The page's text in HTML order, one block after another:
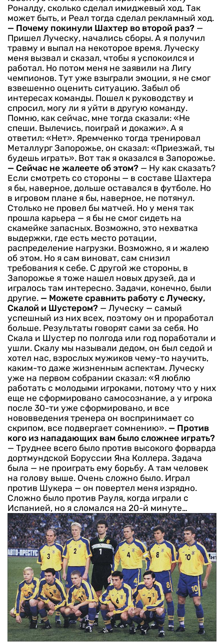
Роналду, сколько сделал имиджевый ход. Так
может быть, и Реал тогда сделал рекламный ход.
— Почему покинули Шахтер во второй раз? —
Пришел Луческу, начались сборы. А я получил
травму и выпал на некоторое время. Луческу
меня вызвал и сказал, чтобы я успокоился и
работал. Но потом меня не заявили на Лигу
чемпионов. Тут уже взыграли эмоции, я не смог
взвешенно оценить ситуацию. Забыл об
интересах команды. Пошел к руководству и
спросил, могу ли я уйти в другую команду.
Помню, как сейчас, мне тогда сказали: «Не
спеши. Вылечись, поиграй и докажи». А я
ответил: «Нет». Яремченко тогда тренировал
Металлург Запорожье, он сказал: «Приезжай, ты
будешь играть». Вот так я оказался в Запорожье.
— Сейчас не жалеете об этом? — Ну как сказать?
Если смотреть со стороны — в составе Шахтера
я бы, наверное, дольше оставался в футболе. Но
в игровом плане я бы, наверное, не потянул.
Столько не провел бы матчей. Но у меня так
прошла карьера — я бы не смог сидеть на
скамейке запасных. Возможно, это нехватка
выдержки, где есть место ротации,
распределение нагрузки. Возможно, я и жалею
об этом. Но я сам виноват, сам снизил
требования к себе. С другой же стороны, в
Запорожье я тоже нашел новых друзей, да и
игралось там интересно. Задачи, конечно, были
другие. — Можете сравнить работу с Луческу,
Скалой и Шустером? — Луческу — самый
успешный из них всех, поэтому он и проработал
больше. Результаты говорят сами за себя. Но
Скала и Шустер по полгода или год поработали и
ушли. Скалу мы называли дедом, он был седой и
хотел нас, взрослых мужиков чему-то научить,
каким-то даже жизненным аспектам. Луческу
уже на первом собрании сказал: «Я люблю
работать с молодыми игроками, потому что у них
еще не сформировано самосознание, а у игрока
после 30-ти уже сформировано, и все
нововведения тренера он воспринимает со
скрипом, все подвергает сомнению». — Против
кого из нападающих вам было сложнее играть?
— Труднее всего было против высокого форварда
дортмундской Боруссии Яна Коллера. Задача
была — не проиграть ему борьбу. А там человек
на голову выше. Очень сложно было. Играл
против Шукера — он повертел меня изрядно.
Сложно было против Рауля, когда играли с
Испанией, но я сломался на 20-й минуте…